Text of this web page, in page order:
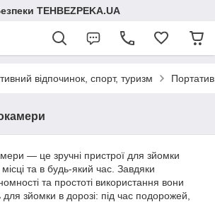
TEHBEZPEKA.UA
відпочинок, спорт, туризм
— це зручні пристрої для зйомки
та в будь-який час. Завдяки
та простоті використання вони
для зйомки в дорозі: під час подорожей,